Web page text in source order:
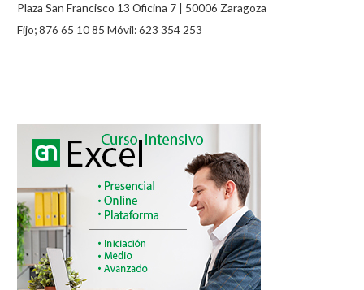
Plaza San Francisco 13 Oficina 7 | 50006 Zaragoza
Fijo; 876 65 10 85 Móvil: 623 354 253